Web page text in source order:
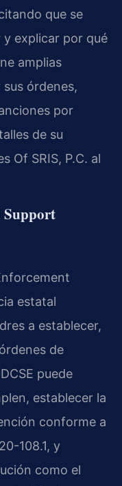
que se
explicar por qué
amplias
órdenes,
por
de su
Of SRIS, P.C. al
Support
estatal
a establecer,
de
puede
establecer la
conforme a
108.1, y
como el